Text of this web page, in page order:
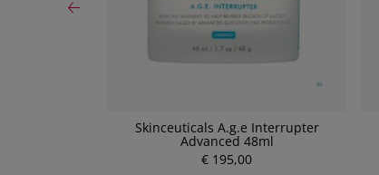
Skinceuticals A.g.e Interrupter
Advanced 48ml
€ 195,00
P